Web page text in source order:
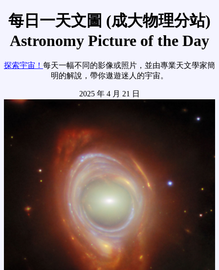
每日一天文圖 (成大物理分站)
Astronomy Picture of the Day
探索宇宙！ 每天一幅不同的影像或照片，並由專業天文學家簡
明的解說，帶你遨遊迷人的宇宙。
2025 年 4 月 21 日